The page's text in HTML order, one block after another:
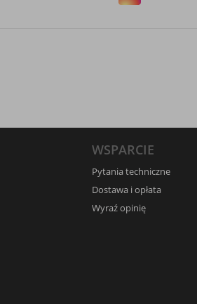
WSPARCIE
Pytania techniczne
Dostawa i opłata
Wyraź opinię